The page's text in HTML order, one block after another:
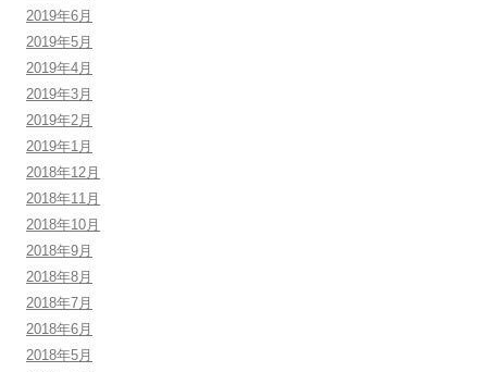
2019年6月
2019年5月
2019年4月
2019年3月
2019年2月
2019年1月
2018年12月
2018年11月
2018年10月
2018年9月
2018年8月
2018年7月
2018年6月
2018年5月